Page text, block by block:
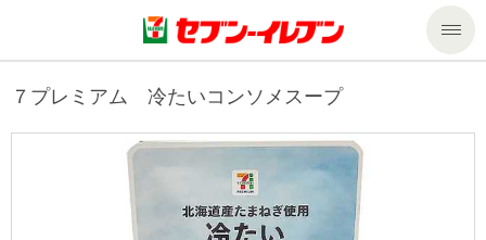
商品のご案内
商品のご案内トップ
セール・キャンペーン
７プレミアム 冷たいコンソメスープ